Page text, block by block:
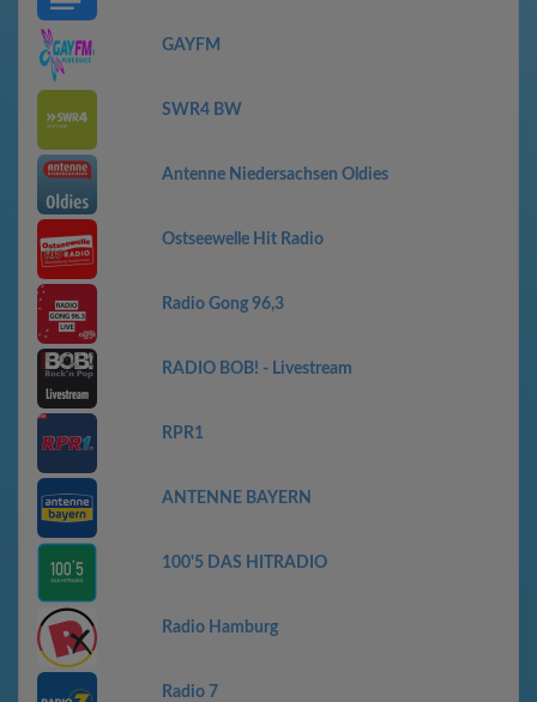
GAYFM
SWR4 BW
Antenne Niedersachsen Oldies
Ostseewelle Hit Radio
Radio Gong 96,3
RADIO BOB! - Livestream
RPR1
ANTENNE BAYERN
100'5 DAS HITRADIO
Radio Hamburg
Radio 7